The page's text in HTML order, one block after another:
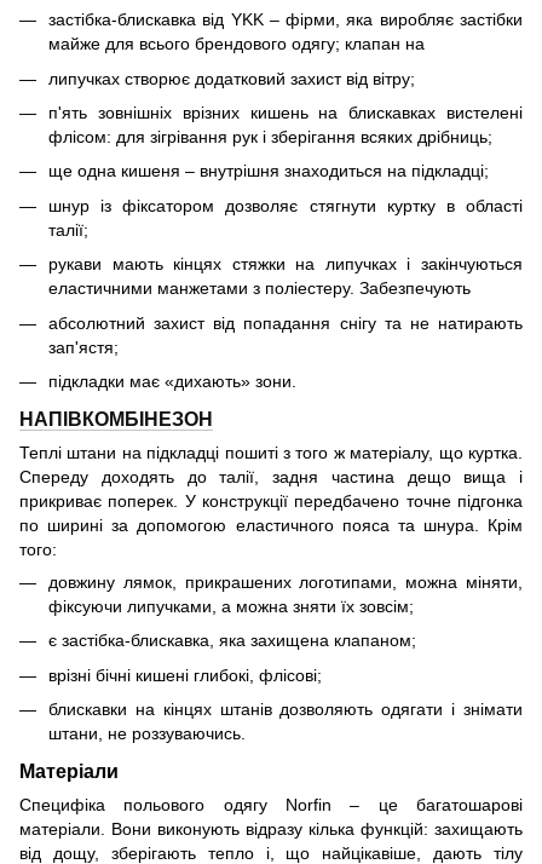
застібка-блискавка від YKK – фірми, яка виробляє застібки
майже для всього брендового одягу; клапан на
липучках створює додатковий захист від вітру;
п'ять зовнішніх врізних кишень на блискавках вистелені
флісом: для зігрівання рук і зберігання всяких дрібниць;
ще одна кишеня – внутрішня знаходиться на підкладці;
шнур із фіксатором дозволяє стягнути куртку в області
талії;
рукави мають кінцях стяжки на липучках і закінчуються
еластичними манжетами з поліестеру. Забезпечують
абсолютний захист від попадання снігу та не натирають
зап'ястя;
підкладки має «дихають» зони.
НАПІВКОМБІНЕЗОН
Теплі штани на підкладці пошиті з того ж матеріалу, що куртка.
Спереду доходять до талії, задня частина дещо вища і
прикриває поперек. У конструкції передбачено точне підгонка
по ширині за допомогою еластичного пояса та шнура. Крім
того:
довжину лямок, прикрашених логотипами, можна міняти,
фіксуючи липучками, а можна зняти їх зовсім;
є застібка-блискавка, яка захищена клапаном;
врізні бічні кишені глибокі, флісові;
блискавки на кінцях штанів дозволяють одягати і знімати
штани, не роззуваючись.
Матеріали
Специфіка польового одягу Norfin – це багатошарові
матеріали. Вони виконують відразу кілька функцій: захищають
від дощу, зберігають тепло і, що найцікавіше, дають тілу